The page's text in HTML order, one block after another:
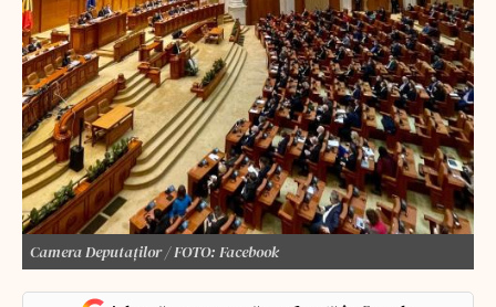
Camera Deputaților / FOTO: Facebook